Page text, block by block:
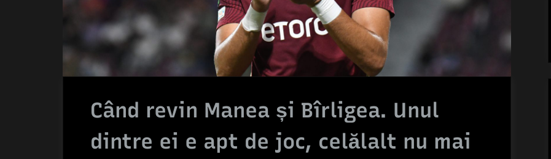
Când revin Manea și Bîrligea. Unul
dintre ei e apt de joc, celălalt nu mai